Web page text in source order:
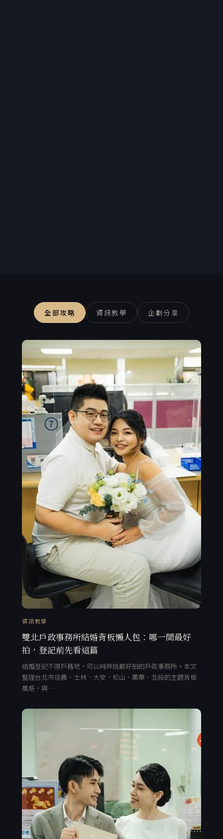
全部攻略 資訊教學 企劃分享
資訊教學
雙北戶政事務所結婚背板懶人包：哪一間最好
拍，登記前先看這篇
結婚登記不限戶籍地，可以純粹挑最好拍的戶政事務所。本文
整理台北市信義、士林、大安、松山、萬華、北投的主題背板
風格，與…